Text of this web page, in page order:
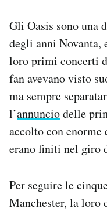
Gli Oasis sono una
degli anni Novanta,
loro primi concerti
fan avevano visto
ma sempre
l’annunciodelle
accolto con
erano finiti nel giro
Per seguire le
Manchester, la loro